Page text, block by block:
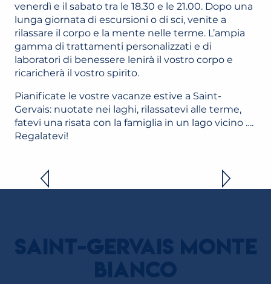
venerdì e il sabato tra le 18.30 e le 21.00. Dopo una
lunga giornata di escursioni o di sci, venite a
rilassare il corpo e la mente nelle terme. L’ampia
gamma di trattamenti personalizzati e di
laboratori di benessere lenirà il vostro corpo e
ricaricherà il vostro spirito.
Pianificate le vostre vacanze estive a Saint-
Gervais: nuotate nei laghi, rilassatevi alle terme,
fatevi una risata con la famiglia in un lago vicino ….
Regalatevi!
SAINT-GERVAIS MONTE
BIANCO